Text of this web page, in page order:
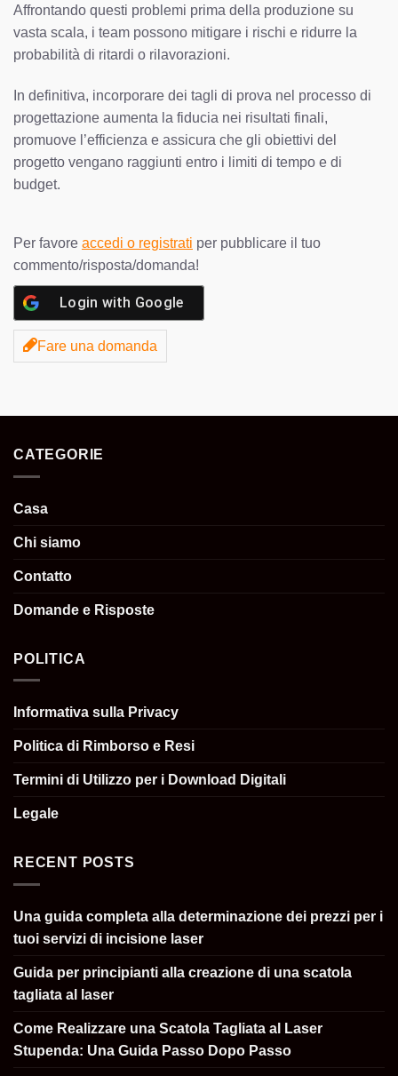
Affrontando questi problemi prima della produzione su
vasta scala, i team possono mitigare i rischi e ridurre la
probabilità di ritardi o rilavorazioni.
In definitiva, incorporare dei tagli di prova nel processo di
progettazione aumenta la fiducia nei risultati finali,
promuove l’efficienza e assicura che gli obiettivi del
progetto vengano raggiunti entro i limiti di tempo e di
budget.
Per favore accedi o registrati per pubblicare il tuo
commento/risposta/domanda!
Login with Google
Fare una domanda
CATEGORIE
Casa
Chi siamo
Contatto
Domande e Risposte
POLITICA
Informativa sulla Privacy
Politica di Rimborso e Resi
Termini di Utilizzo per i Download Digitali
Legale
RECENT POSTS
Una guida completa alla determinazione dei prezzi per i
tuoi servizi di incisione laser
Guida per principianti alla creazione di una scatola
tagliata al laser
Come Realizzare una Scatola Tagliata al Laser
Stupenda: Una Guida Passo Dopo Passo